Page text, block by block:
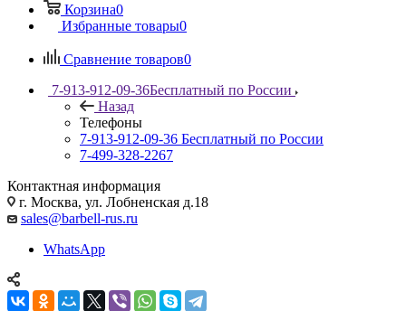
Корзина0
Избранные товары0
Сравнение товаров0
7-913-912-09-36Бесплатный по России
Назад
Телефоны
7-913-912-09-36 Бесплатный по России
7-499-328-2267
Контактная информация
г. Москва, ул. Лобненская д.18
sales@barbell-rus.ru
WhatsApp